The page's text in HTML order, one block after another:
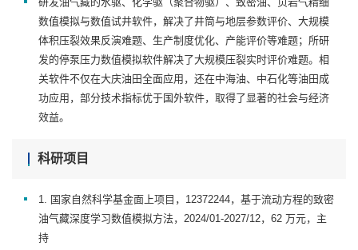
数值模拟与数值试井软件，解决了井筒与地层参数评价、大规模
体积压裂效果反演难题、生产制度优化、产能评价等难题；所研
发的停泵压力数值模拟软件解决了大规模压裂实时评价难题。相
关软件不仅在大庆油田全面应用，还在中海油、中石化等油田成
功应用，部分技术指标优于国外软件，取得了显著的社会与经济
效益。
科研项目
1. 国家自然科学基金面上项目，12372244，基于流动方程的致密
油气藏深度学习数值模拟方法，2024/01-2027/12，62 万元，主
持